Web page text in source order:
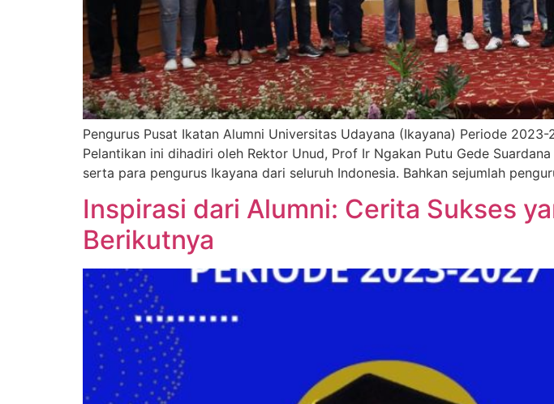
Pengurus Pusat Ikatan Alumni Universitas Udayana (Ikayana) Periode
Pelantikan ini dihadiri oleh Rektor Unud, Prof Ir Ngakan Putu Gede
serta para pengurus Ikayana dari seluruh Indonesia. Bahkan sejumlah
Inspirasi dari Alumni: Cerita Sukses
Berikutnya